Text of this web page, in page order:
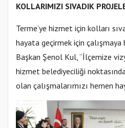
KOLLARIMIZI SIVADIK
Terme’ye hizmet için kolları
hayata geçirmek için çalışmaya
Başkan Şenol Kul, “İlçemize
hizmet belediyeciliği
olan çalışmalarımızı hemen